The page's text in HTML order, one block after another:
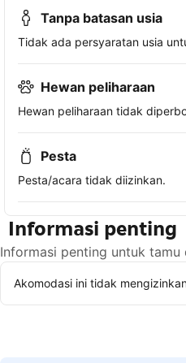
Tanpa batasan usia
Tidak ada persyaratan usia
Hewan peliharaan
Hewan peliharaan tidak
Pesta
Pesta/acara tidak diizinkan.
Informasi penting
Informasi penting untuk tamu
Akomodasi ini tidak